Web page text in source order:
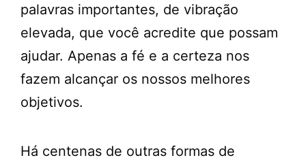
palavras importantes, de vibração
elevada, que você acredite que possam
ajudar. Apenas a fé e a certeza nos
fazem alcançar os nossos melhores
objetivos.
Há centenas de outras formas de